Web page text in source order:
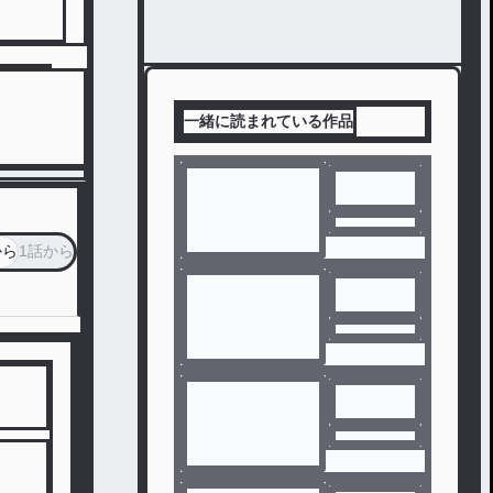
1話から
一緒に読まれている作品